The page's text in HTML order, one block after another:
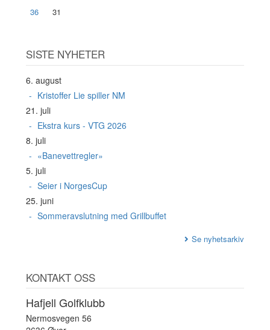
36
31
SISTE NYHETER
6. august
Kristoffer Lie spiller NM
21. juli
Ekstra kurs - VTG 2026
8. juli
«Banevettregler»
5. juli
Seier i NorgesCup
25. juni
Sommeravslutning med Grillbuffet
Se nyhetsarkiv
KONTAKT OSS
Hafjell Golfklubb
Nermosvegen 56